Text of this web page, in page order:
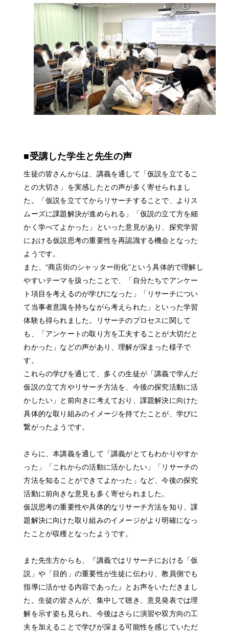
News
Company
Solution
Project
Recruit
Contact
JP EN
■受講した学生と先生の声
生徒の皆さんからは、講義を通して「仮説を立てるこ
との大切さ」を実感したとの声が多く寄せられまし
た。「仮説を立ててからリサーチすることで、よりス
ムーズに課題解決が進められる」「仮説の立て方を細
かく学べてよかった」といった意見があり、探究学習
における仮説思考の重要性を再認識する機会となった
ようです。
また、“商店街のシャッター街化”という具体的で理解し
やすいテーマを扱ったことで、「自分たちでアンケー
ト項目を考えるのが学びになった」「リサーチについ
て当事者意識を持ちながら考えられた」といった学習
体験も得られました。リサーチのプロセスに関して
も、「アンケートの取り方を工夫することが大切だと
わかった」などの声があり、理解が深まった様子で
す。
これらの学びを通じて、多くの生徒が「講義で学んだ
仮説の立て方やリサーチ方法を、今後の探究活動に活
かしたい」と前向きに考えており、課題解決に向けた
具体的な取り組みのイメージを持てたことが、学びに
繋がったようです。
さらに、本講義を通して「講義がとてもわかりやすか
った」「これからの活動に活かしたい」「リサーチの
方法を知ることができてよかった」など、今後の探究
活動に前向きな意見も多く寄せられました。
仮説思考の重要性や具体的なリサーチ方法を知り、課
題解決に向けた取り組みのイメージがより明確になっ
たことが収穫となったようです。
また先生方からも、『講義ではリサーチにおける「仮
説」や「目的」の重要性が生徒に伝わり、教員側でも
指導に活かせる内容であった』とお声をいただきまし
た。生徒の皆さんが、集中して聴き、意見発表では理
解を示す姿も見られ、今後はさらに演習や双方向の工
夫を加えることで学びが深まる可能性を感じていただ